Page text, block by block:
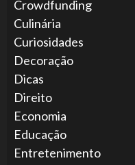
Crowdfunding
Culinária
Curiosidades
Decoração
Dicas
Direito
Economia
Educação
Entretenimento